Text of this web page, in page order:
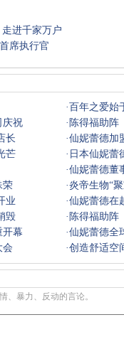
进千家万户
席执行官
·百年之爱始
庆祝 · 陈得福助
长 ·仙妮蕾德加
芒 · 日本仙妮蕾
·仙妮蕾德董
荣 ·炎帝生物“
业 ·仙妮蕾德在
毁 · 陈得福助
开幕 ·仙妮蕾德全
会 ·创造舒适空
、暴力、反动的言论。